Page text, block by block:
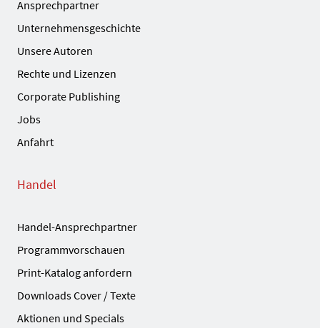
Ansprechpartner
Unternehmensgeschichte
Unsere Autoren
Rechte und Lizenzen
Corporate Publishing
Jobs
Anfahrt
Handel
Handel-Ansprechpartner
Programmvorschauen
Print-Katalog anfordern
Downloads Cover / Texte
Aktionen und Specials